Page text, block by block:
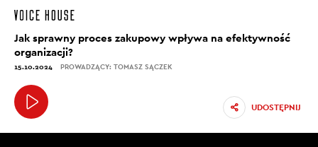
Jak sprawny proces zakupowy wpływa na efektywność
organizacji?
15.10.2024 PROWADZĄCY: TOMASZ SĄCZEK
UDOSTĘPNIJ